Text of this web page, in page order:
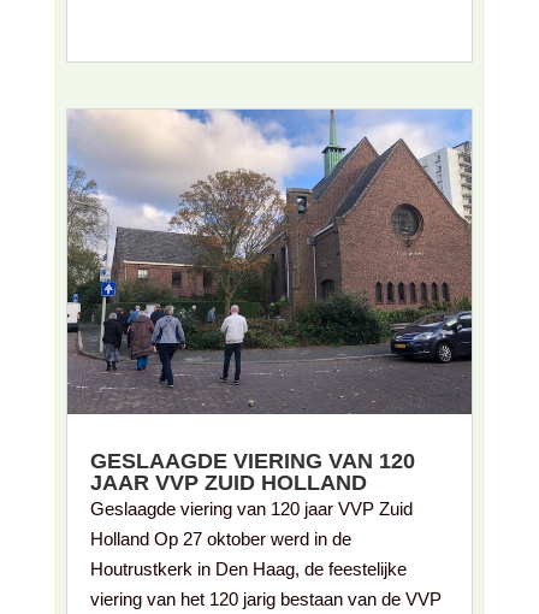
GESLAAGDE VIERING VAN 120
JAAR VVP ZUID HOLLAND
Geslaagde viering van 120 jaar VVP Zuid
Holland Op 27 oktober werd in de
Houtrustkerk in Den Haag, de feestelijke
viering van het 120 jarig bestaan van de VVP